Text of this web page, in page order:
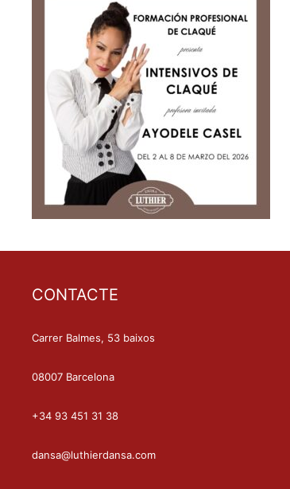
CONTACTE
Carrer Balmes, 53 baixos
08007 Barcelona
+34 93 451 31 38
dansa@luthierdansa.com